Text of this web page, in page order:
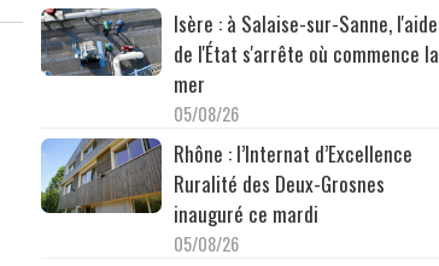
Isère : à Salaise-sur-Sanne, l'aide
de l'État s'arrête où commence la
mer
05/08/26
Rhône : l’Internat d’Excellence
Ruralité des Deux-Grosnes
inauguré ce mardi
05/08/26